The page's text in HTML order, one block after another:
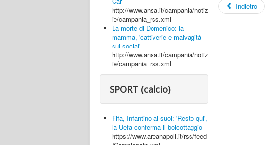
http://www.ansa.it/campania/notiz
ie/campania_rss.xml
La morte di Domenico: la
mamma, 'cattiverie e malvagità
sui social'
http://www.ansa.it/campania/notiz
ie/campania_rss.xml
SPORT (calcio)
Fifa, Infantino ai suoi: 'Resto qui',
la Uefa conferma il boicottaggio
https://www.areanapoli.it/rss/feed
Indietro